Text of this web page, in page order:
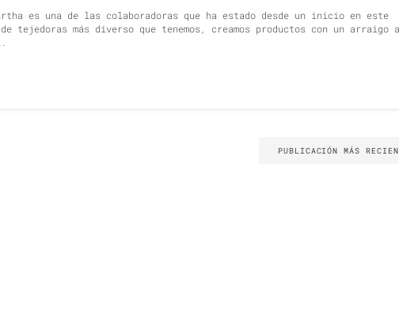
es una de las colaboradoras que ha estado desde un inicio en este
más diverso que tenemos, creamos productos con un arraigo a
PUBLICACIÓN MÁS